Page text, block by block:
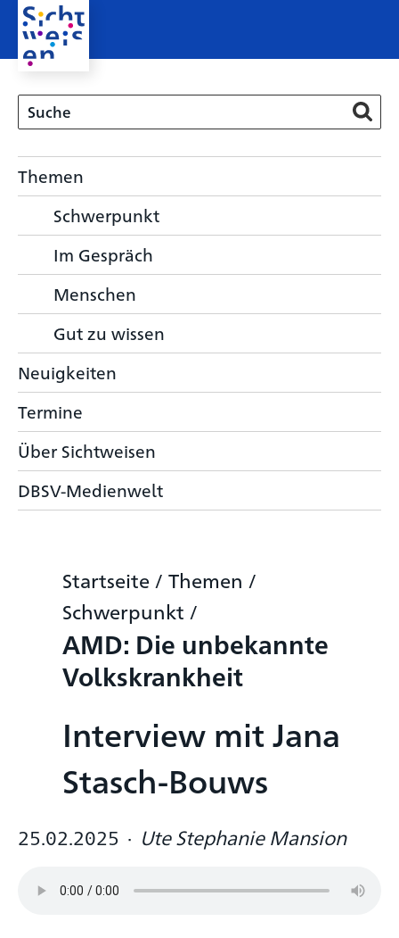
Themen
Schwerpunkt
Im Gespräch
Menschen
Gut zu wissen
Neuigkeiten
Termine
Über Sichtweisen
DBSV-Medienwelt
Startseite / Themen /
Schwerpunkt /
AMD: Die unbekannte
Volkskrankheit
Interview mit Jana
Stasch-Bouws
25.02.2025 · Ute Stephanie Mansion